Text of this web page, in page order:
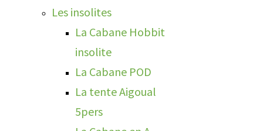
Les insolites
La Cabane Hobbit
insolite
La Cabane POD
La tente Aigoual
5pers